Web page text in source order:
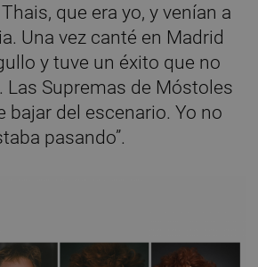
que era yo, y venían a
Una vez canté en Madrid
y tuve un éxito que no
Las Supremas de Móstoles
bajar del escenario. Yo no
pasando”.